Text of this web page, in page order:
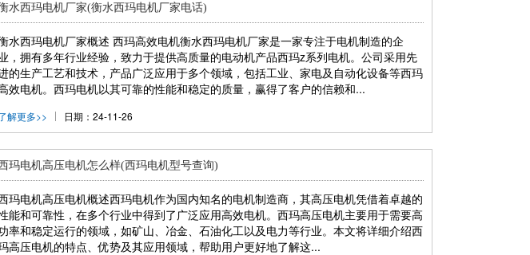
水西玛电机厂家(衡水西玛电机厂家电话)
水西玛电机厂家概述 西玛高效电机衡水西玛电机厂家是一家专注于电机制造的企
，拥有多年行业经验，致力于提供高质量的电动机产品西玛z系列电机。公司采用先
的生产工艺和技术，产品广泛应用于多个领域，包括工业、家电及自动化设备等西玛
效电机。西玛电机以其可靠的性能和稳定的质量，赢得了客户的信赖和...
解更多>> 日期：24-11-26
玛电机高压电机怎么样(西玛电机型号查询)
玛电机高压电机概述西玛电机作为国内知名的电机制造商，其高压电机凭借着卓越的
能和可靠性，在多个行业中得到了广泛应用高效电机。西玛高压电机主要用于需要高
率和稳定运行的领域，如矿山、冶金、石油化工以及电力等行业。本文将详细介绍西
高压电机的特点、优势及其应用领域，帮助用户更好地了解这...